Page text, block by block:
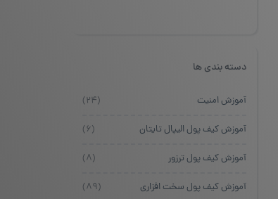
دسته بندی ها
آموزش امنیت (۲۴)
آموزش کیف پول الیپال تایتان (۶)
آموزش کیف پول ترزور (۸)
آموزش کیف پول سخت افزاری (۸۹)